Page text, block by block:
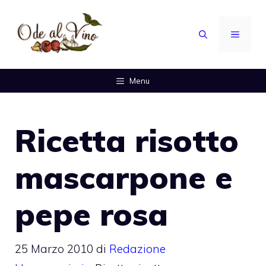
contenuto
MENU
Menu
Ricetta risotto
mascarpone e
pepe rosa
25 Marzo 2010 di Redazione